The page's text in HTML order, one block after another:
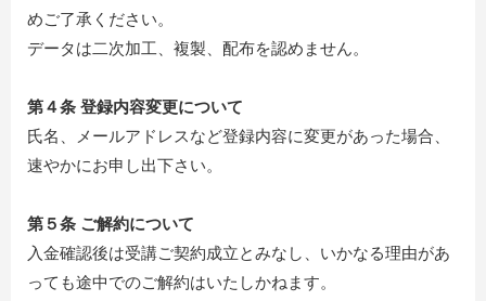
めご了承ください。
データは二次加工、複製、配布を認めません。
第４条 登録内容変更について
氏名、メールアドレスなど登録内容に変更があった場合、
速やかにお申し出下さい。
第５条 ご解約について
入金確認後は受講ご契約成立とみなし、いかなる理由があ
っても途中でのご解約はいたしかねます。